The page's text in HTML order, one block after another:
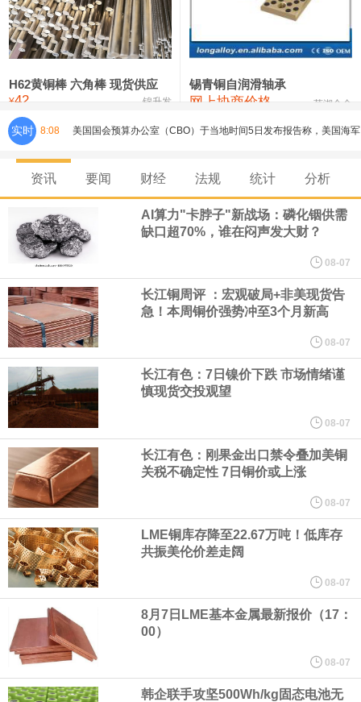
铸造铝合金锭(ZLD104) 24,300—24,500 24,400
压铸锌合金锭 26,500—26,700
氯化镍 38,300—40,300 39,300 0
H62黄铜棒 六角棒 现货供应
¥42 锦升发
锡青铜自润滑轴承
网上协商价格 芜湖合金
实时 8:08 美国国会预算办公室（CBO）于当地时间5日发布报告称，美国海军
计划建造的15艘核动力“特朗普级”（Trump-class）战列舰，从研发
到采购的总费用可能高达2750亿美元，为美国有史以来最昂贵的水
面战舰项目之一。 根据CBO的初步估算，首舰造价约234亿美元，
后续14艘平均每艘约180亿美元。
黄金价格有望录得自今年1月以来最大单周涨幅。油价走弱为金价提
供支撑，同时投资者正等待美国非农就业数据，以寻找美国利率前
景的线索。StoneX高级分析师马特·辛普森表示，中东和平前景改善
令市场通胀预期下降，推动黄金价格从此前持续数周、位于4000美
元上方的盘整区间中进一步上涨。
海力士：龙仁工厂将生产高带宽内存（HBM）及其他下一代动态随
机存取存储器（DRAM）。
必和必拓港口联合工会：必和必拓西澳大利亚铁矿石业务的工人已
通知，将于8月9日实施24小时停工。
8月7日，宇树科技董事长王兴兴网上路演时表示，报告期内，公司
资讯 要闻 财经 法规 统计 分析
AI算力"卡脖子"新战场：磷化铟供需
缺口超70%，谁在闷声发大财？
08-07
长江铜周评 ：宏观破局+非美现货告
急！本周铜价强势冲至3个月新高
08-07
长江有色：7日镍价下跌 市场情绪谨
慎现货交投观望
08-07
长江有色：刚果金出口禁令叠加美铜
关税不确定性 7日铜价或上涨
08-07
LME铜库存降至22.67万吨！低库存
共振美伦价差走阔
08-07
8月7日LME基本金属最新报价（17：
00）
08-07
韩企联手攻坚500Wh/kg固态电池无